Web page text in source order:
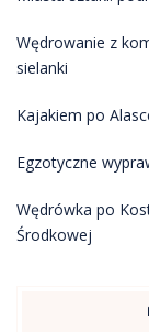
Wędrowanie z
sielanki
Kajakiem po
Egzotyczne
Wędrówka po
Środkowej